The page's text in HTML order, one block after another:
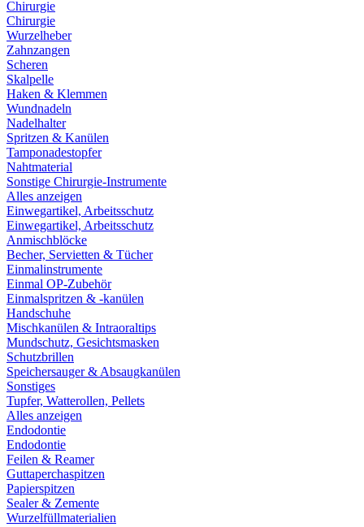
Chirurgie
Chirurgie
Wurzelheber
Zahnzangen
Scheren
Skalpelle
Haken & Klemmen
Wundnadeln
Nadelhalter
Spritzen & Kanülen
Tamponadestopfer
Nahtmaterial
Sonstige Chirurgie-Instrumente
Alles anzeigen
Einwegartikel, Arbeitsschutz
Einwegartikel, Arbeitsschutz
Anmischblöcke
Becher, Servietten & Tücher
Einmalinstrumente
Einmal OP-Zubehör
Einmalspritzen & -kanülen
Handschuhe
Mischkanülen & Intraoraltips
Mundschutz, Gesichtsmasken
Schutzbrillen
Speichersauger & Absaugkanülen
Sonstiges
Tupfer, Watterollen, Pellets
Alles anzeigen
Endodontie
Endodontie
Feilen & Reamer
Guttaperchaspitzen
Papierspitzen
Sealer & Zemente
Wurzelfüllmaterialien